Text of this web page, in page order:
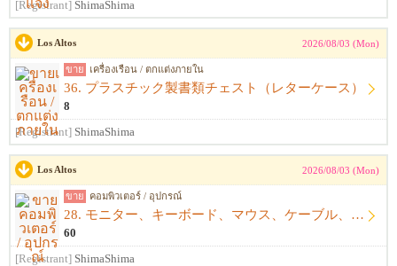
[Registrant] ShimaShima
Los Altos 2026/08/03 (Mon)
ขาย เครื่องเรือน / ตกแต่งภายใน
36. プラスチック製書類チェスト（レターケース）
8
[Registrant] ShimaShima
Los Altos 2026/08/03 (Mon)
ขาย คอมพิวเตอร์ / อุปกรณ์
28. モニター、キーボード、マウス、ケーブル、アームレスト一式
60
[Registrant] ShimaShima